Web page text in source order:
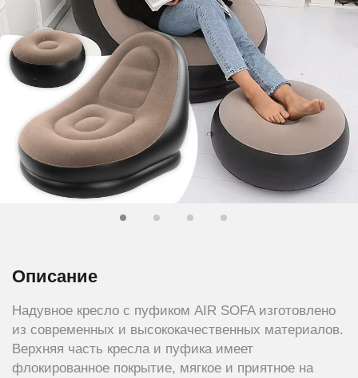
Описание
Надувное кресло с пуфиком AIR SOFA изготовлено
из современных и высококачественных материалов.
Верхняя часть кресла и пуфика имеет
флокированное покрытие, мягкое и приятное на